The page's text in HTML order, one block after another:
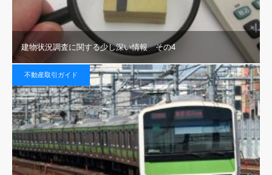
建物状況調査に関する少し深い情報 その4
不動産取引ガイド